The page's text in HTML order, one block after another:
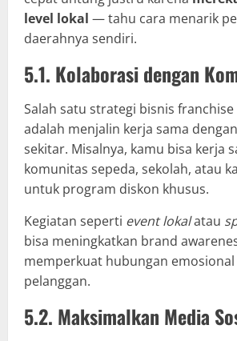
level lokal — tahu cara menarik
daerahnya sendiri.
5.1. Kolaborasi dengan
Salah satu strategi bisnis
adalah menjalin kerja sama
sekitar. Misalnya, kamu bisa kerja
komunitas sepeda, sekolah, atau
untuk program diskon khusus.
Kegiatan seperti event lokalatau
bisa meningkatkan brand
memperkuat hubungan emosional
pelanggan.
5.2. Maksimalkan Media